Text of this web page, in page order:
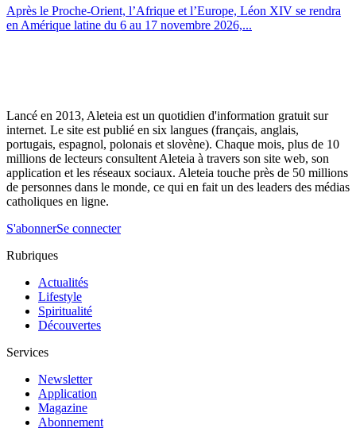
Après le Proche-Orient, l’Afrique et l’Europe, Léon XIV se rendra
en Amérique latine du 6 au 17 novembre 2026,...
Lancé en 2013, Aleteia est un quotidien d'information gratuit sur
internet. Le site est publié en six langues (français, anglais,
portugais, espagnol, polonais et slovène). Chaque mois, plus de 10
millions de lecteurs consultent Aleteia à travers son site web, son
application et les réseaux sociaux. Aleteia touche près de 50 millions
de personnes dans le monde, ce qui en fait un des leaders des médias
catholiques en ligne.
S'abonnerSe connecter
Rubriques
Actualités
Lifestyle
Spiritualité
Découvertes
Services
Newsletter
Application
Magazine
Abonnement